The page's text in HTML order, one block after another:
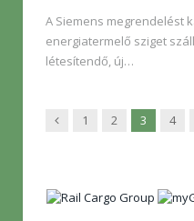
A Siemens megrendelést
energiatermelő sziget
létesítendő, új…
Előző1 2 3 4